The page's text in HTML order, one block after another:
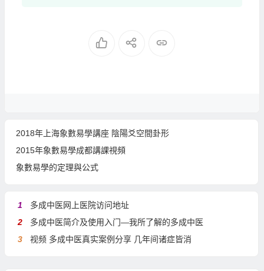
2018年上海象數易學講座 陰陽爻空間卦形
2015年象數易學成都講課視頻
象數易學的定理與公式
1
多成中医网上医院访问地址
2
多成中医简介及使用入门—我所了解的多成中医
3
视频 多成中医真实案例分享 几年间诸症皆消